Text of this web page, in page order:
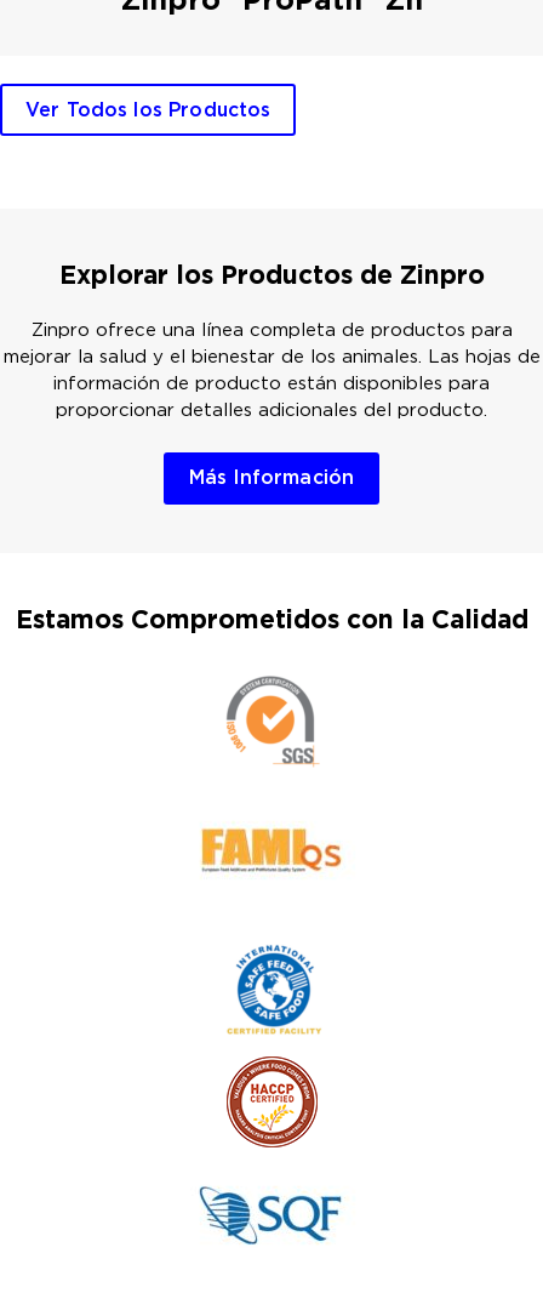
Ver Todos los Productos
Explorar los Productos de Zinpro
Zinpro ofrece una línea completa de productos para
mejorar la salud y el bienestar de los animales. Las hojas de
información de producto están disponibles para
proporcionar detalles adicionales del producto.
Más Información
Estamos Comprometidos con la Calidad